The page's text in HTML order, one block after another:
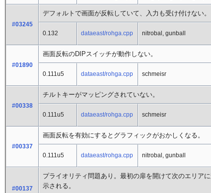
#03245
デフォルトで画面が反転していて、入力も受け付けない。
0.132 dataeast/rohga.cpp nitrobal, gunball
#01890
画面反転のDIPスイッチが動作しない。
0.111u5 dataeast/rohga.cpp schmeisr
#00338
チルトキーがマッピングされていない。
0.111u5 dataeast/rohga.cpp schmeisr
#00337
画面反転を有効にするとグラフィックがおかしくなる。
0.111u5 dataeast/rohga.cpp nitrobal, gunball
#00137
プライオリティ問題あり。最初の扉を開けて次のエリア
示される。